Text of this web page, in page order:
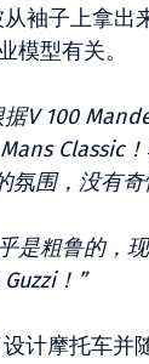
袖子上拿出
型有关。
据V 100
Classic
围，没有
是粗鲁的，
！”
计摩托车并